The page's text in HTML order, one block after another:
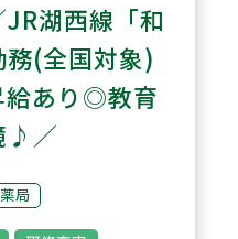
出資してお
長く勤めて頂
んあります】
休暇だけでな
JR湖西線「和
(全国対象)
あり◎教育
♪／
局